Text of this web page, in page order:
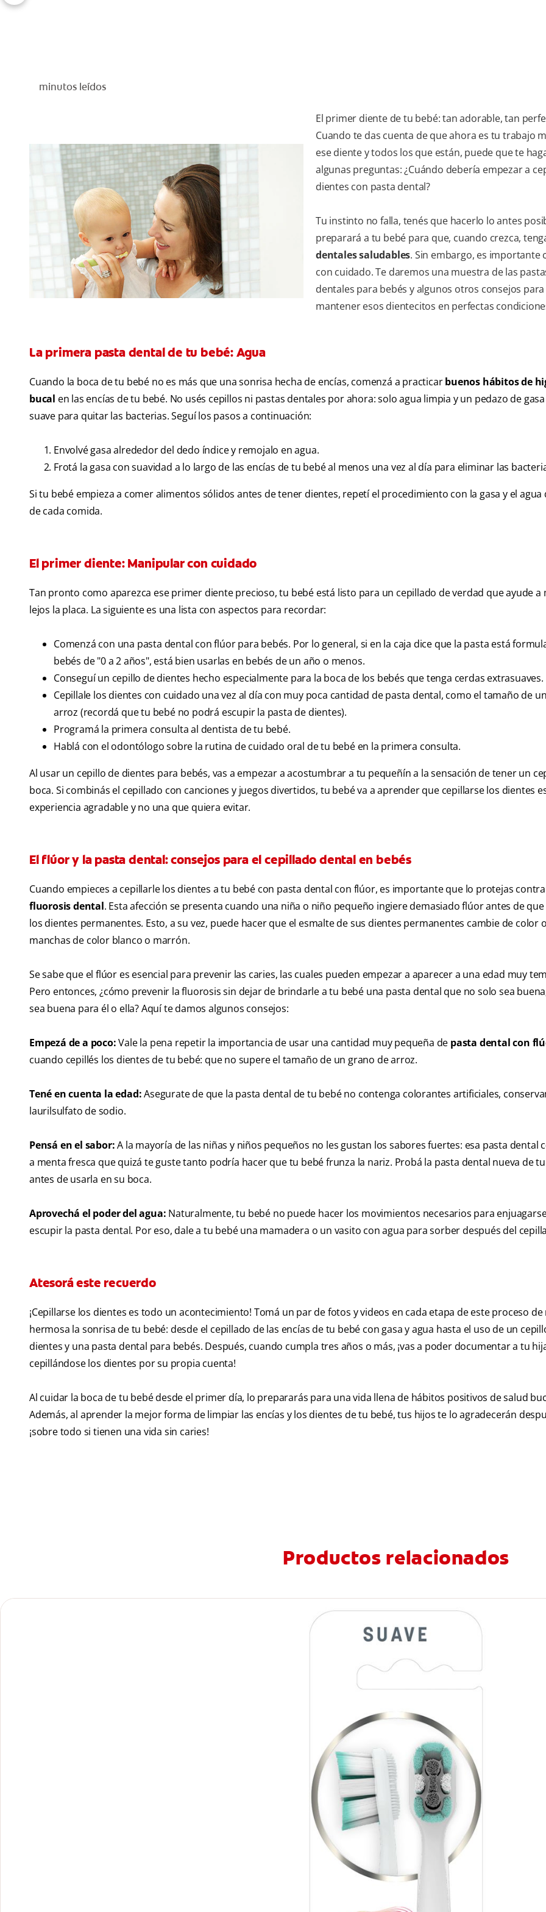
minutos leídos
El primer diente de tu bebé: tan adorable, tan
Cuando te das cuenta de que ahora es tu trabajo
ese diente y todos los que están, puede que te
algunas preguntas: ¿Cuándo debería empezar a
dientes con pasta dental?
Tu instinto no falla, tenés que hacerlo lo antes
preparará a tu bebé para que, cuando crezca,
dentales saludables. Sin embargo, es importante
con cuidado. Te daremos una muestra de las
dentales para bebés y algunos otros consejos para
mantener esos dientecitos en perfectas
La primera pasta dental de tu bebé: Agua
Cuando la boca de tu bebé no es más que una sonrisa hecha de encías, comenzá a practicarbuenos hábitos de
bucal en las encías de tu bebé. No usés cepillos ni pastas dentales por ahora: solo agua limpia y un pedazo de
suave para quitar las bacterias. Seguí los pasos a continuación:
Envolvé gasa alrededor del dedo índice y remojalo en agua.
Frotá la gasa con suavidad a lo largo de las encías de tu bebé al menos una vez al día para eliminar las
Si tu bebé empieza a comer alimentos sólidos antes de tener dientes, repetí el procedimiento con la gasa y el agua
de cada comida.
El primer diente: Manipular con cuidado
Tan pronto como aparezca ese primer diente precioso, tu bebé está listo para un cepillado de verdad que ayude a
lejos la placa. La siguiente es una lista con aspectos para recordar:
Comenzá con una pasta dental con flúor para bebés. Por lo general, si en la caja dice que la pasta está
bebés de "0 a 2 años", está bien usarlas en bebés de un año o menos.
Conseguí un cepillo de dientes hecho especialmente para la boca de los bebés que tenga cerdas extrasuaves.
Cepillale los dientes con cuidado una vez al día con muy poca cantidad de pasta dental, como el tamaño de
arroz (recordá que tu bebé no podrá escupir la pasta de dientes).
Programá la primera consulta al dentista de tu bebé.
Hablá con el odontólogo sobre la rutina de cuidado oral de tu bebé en la primera consulta.
Al usar un cepillo de dientes para bebés, vas a empezar a acostumbrar a tu pequeñín a la sensación de tener un
boca. Si combinás el cepillado con canciones y juegos divertidos, tu bebé va a aprender que cepillarse los dientes
experiencia agradable y no una que quiera evitar.
El flúor y la pasta dental: consejos para el cepillado dental en bebés
Cuando empieces a cepillarle los dientes a tu bebé con pasta dental con flúor, es importante que lo protejas
fluorosis dental. Esta afección se presenta cuando una niña o niño pequeño ingiere demasiado flúor antes de que
los dientes permanentes. Esto, a su vez, puede hacer que el esmalte de sus dientes permanentes cambie de color
manchas de color blanco o marrón.
Se sabe que el flúor es esencial para prevenir las caries, las cuales pueden empezar a aparecer a una edad muy
Pero entonces, ¿cómo prevenir la fluorosis sin dejar de brindarle a tu bebé una pasta dental que no solo sea
sea buena para él o ella? Aquí te damos algunos consejos:
Empezá de a poco:Vale la pena repetir la importancia de usar una cantidad muy pequeña de pasta dental con
cuando cepillés los dientes de tu bebé: que no supere el tamaño de un grano de arroz.
Tené en cuenta la edad:Asegurate de que la pasta dental de tu bebé no contenga colorantes artificiales,
laurilsulfato de sodio.
Pensá en el sabor:A la mayoría de las niñas y niños pequeños no les gustan los sabores fuertes: esa pasta dental
a menta fresca que quizá te guste tanto podría hacer que tu bebé frunza la nariz. Probá la pasta dental nueva de
antes de usarla en su boca.
Aprovechá el poder del agua: Naturalmente, tu bebé no puede hacer los movimientos necesarios para
escupir la pasta dental. Por eso, dale a tu bebé una mamadera o un vasito con agua para sorber después del
Atesorá este recuerdo
¡Cepillarse los dientes es todo un acontecimiento! Tomá un par de fotos y videos en cada etapa de este proceso
hermosa la sonrisa de tu bebé: desde el cepillado de las encías de tu bebé con gasa y agua hasta el uso de un
dientes y una pasta dental para bebés. Después, cuando cumpla tres años o más, ¡vas a poder documentar a tu
cepillándose los dientes por su propia cuenta!
Al cuidar la boca de tu bebé desde el primer día, lo prepararás para una vida llena de hábitos positivos de salud
Además, al aprender la mejor forma de limpiar las encías y los dientes de tu bebé, tus hijos te lo agradecerán
¡sobre todo si tienen una vida sin caries!
Productos relacionados